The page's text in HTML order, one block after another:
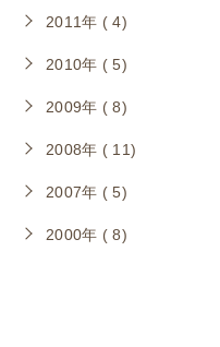
2011年 ( 4)
2010年 ( 5)
2009年 ( 8)
2008年 ( 11)
2007年 ( 5)
2000年 ( 8)